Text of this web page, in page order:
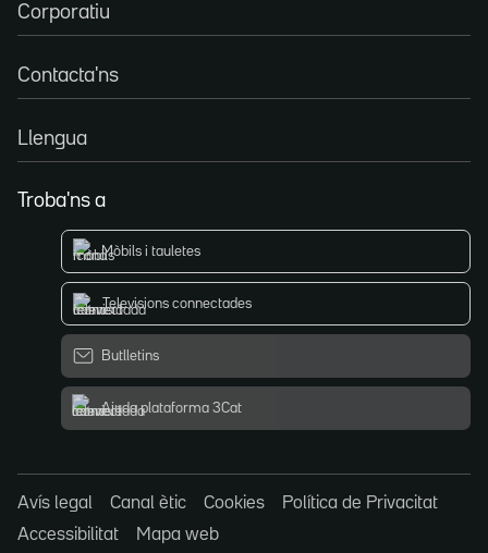
Corporatiu
Contacta'ns
Llengua
Troba'ns a
Mòbils i tauletes
Televisions connectades
Butlletins
Ajuda plataforma 3Cat
Avís legal Canal ètic Cookies
Política de Privacitat
Accessibilitat
Mapa web